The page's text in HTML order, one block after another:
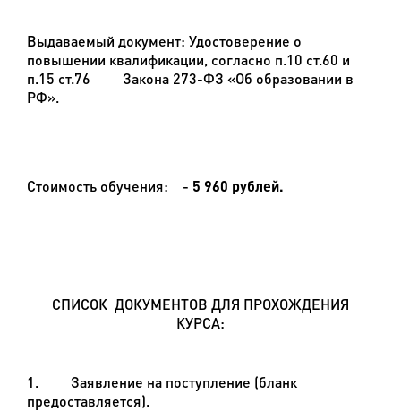
Выдаваемый документ: Удостоверение о
повышении квалификации, согласно п.10 ст.60 и
п.15 ст.76 Закона 273-ФЗ «Об образовании в
РФ».
Стоимость обучения: - 5 960 рублей.
СПИСОК ДОКУМЕНТОВ ДЛЯ ПРОХОЖДЕНИЯ
КУРСА:
1. Заявление на поступление (бланк
предоставляется).